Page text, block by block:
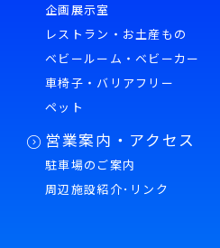
企画展示室
レストラン・お土産もの
ベビールーム・ベビーカー
車椅子・バリアフリー
ペット
営業案内・アクセス
駐車場のご案内
周辺施設紹介･リンク